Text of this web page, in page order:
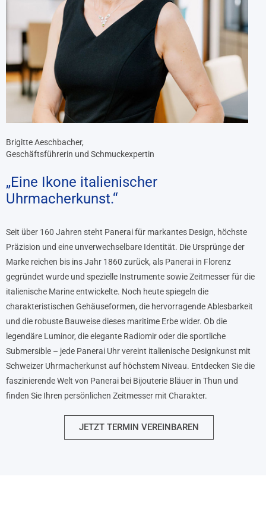
Brigitte Aeschbacher,
Geschäftsführerin und Schmuckexpertin
„Eine Ikone italienischer
Uhrmacherkunst.“
Seit über 160 Jahren steht Panerai für markantes Design, höchste
Präzision und eine unverwechselbare Identität. Die Ursprünge der
Marke reichen bis ins Jahr 1860 zurück, als Panerai in Florenz
gegründet wurde und spezielle Instrumente sowie Zeitmesser für die
italienische Marine entwickelte. Noch heute spiegeln die
charakteristischen Gehäuseformen, die hervorragende Ablesbarkeit
und die robuste Bauweise dieses maritime Erbe wider. Ob die
legendäre Luminor, die elegante Radiomir oder die sportliche
Submersible – jede Panerai Uhr vereint italienische Designkunst mit
Schweizer Uhrmacherkunst auf höchstem Niveau. Entdecken Sie die
faszinierende Welt von Panerai bei Bijouterie Bläuer in Thun und
finden Sie Ihren persönlichen Zeitmesser mit Charakter.
JETZT TERMIN VEREINBAREN